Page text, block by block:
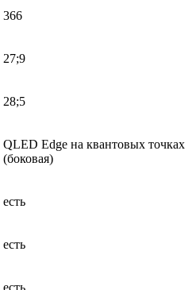
366
27;9
28;5
QLED Edge на квантовых точках
(боковая)
есть
есть
есть